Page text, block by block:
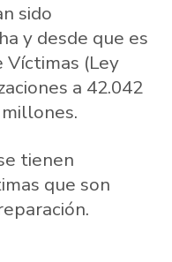
sido
y desde que es
(Ley
a 42.042
tienen
que son